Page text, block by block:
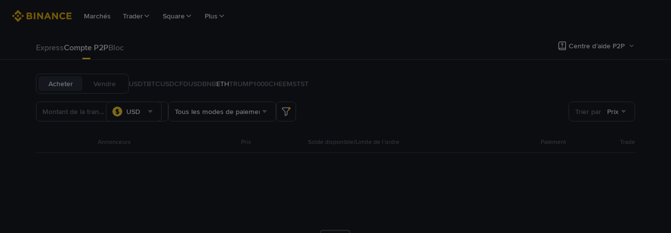
Marchés Trader Square Plus
ExpressCompte P2PBloc Centre d’aide P2P
Acheter Vendre USDTBTCUSDCFDUSDBNBETHTRUMP1000CHEEMSTST
USD Tous les modes de paiement Trier par Prix
Annonceurs Prix Solde disponible/Limite de l’ordre Paiement Trade